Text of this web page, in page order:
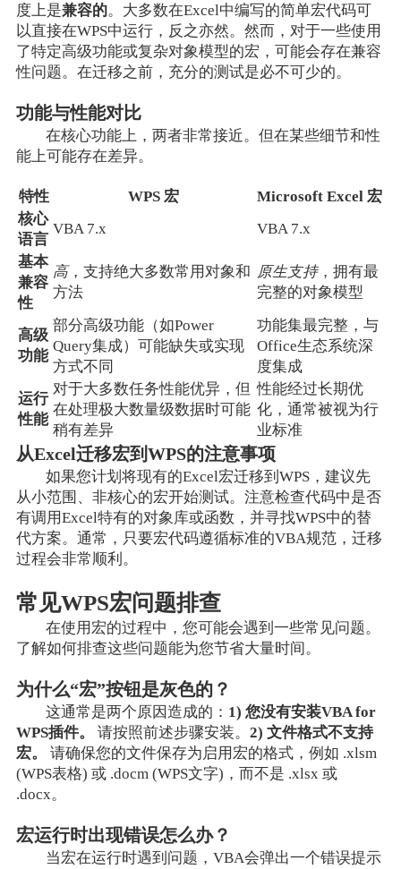
度上是兼容的。大多数在Excel中编写的简单宏代码可
以直接在WPS中运行，反之亦然。然而，对于一些使用
了特定高级功能或复杂对象模型的宏，可能会存在兼容
性问题。在迁移之前，充分的测试是必不可少的。
功能与性能对比
在核心功能上，两者非常接近。但在某些细节和性
能上可能存在差异。
特性 WPS 宏
Microsoft Excel 宏
核心
语言
VBA 7.x
VBA 7.x
基本
兼容
性
高，支持绝大多数常用对象和
方法
原生支持，拥有最
完整的对象模型
高级
功能
部分高级功能（如Power
Query集成）可能缺失或实现
方式不同
功能集最完整，与
Office生态系统深
度集成
运行
性能
对于大多数任务性能优异，但
在处理极大数量级数据时可能
稍有差异
性能经过长期优
化，通常被视为行
业标准
从Excel迁移宏到WPS的注意事项
如果您计划将现有的Excel宏迁移到WPS，建议先
从小范围、非核心的宏开始测试。注意检查代码中是否
有调用Excel特有的对象库或函数，并寻找WPS中的替
代方案。通常，只要宏代码遵循标准的VBA规范，迁移
过程会非常顺利。
常见WPS宏问题排查
在使用宏的过程中，您可能会遇到一些常见问题。
了解如何排查这些问题能为您节省大量时间。
为什么“宏”按钮是灰色的？
这通常是两个原因造成的： 1) 您没有安装VBA for
WPS插件。
请按照前述步骤安装。 2) 文件格式不支持
宏。
请确保您的文件保存为启用宏的格式，例如 .xlsm
(WPS表格) 或 .docm (WPS文字)，而不是 .xlsx 或
.docx。
宏运行时出现错误怎么办？
当宏在运行时遇到问题，VBA会弹出一个错误提示